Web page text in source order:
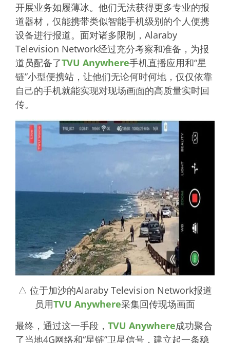
开展业务如履薄冰。他们无法获得更多专业的报
道器材，仅能携带类似智能手机级别的个人便携
设备进行报道。面对诸多限制，Alaraby
Television Network经过充分考察和准备，为报
道员配备了TVU Anywhere手机直播应用和“星
链”小型便携站，让他们无论何时何地，仅仅依靠
自己的手机就能实现对现场画面的高质量实时回
传。
△ 位于加沙的Alaraby Television Network报道
员用TVU Anywhere采集回传现场画面
最终，通过这一手段， TVU Anywhere成功聚合
了当地4G网络和“星链”卫星信号，建立起一条稳